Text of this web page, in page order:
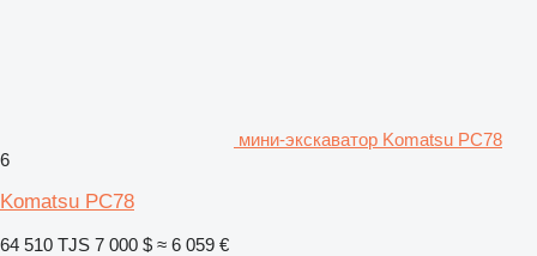
мини-экскаватор Komatsu PC78
6
Komatsu PC78
64 510 TJS 7 000 $ ≈ 6 059 €